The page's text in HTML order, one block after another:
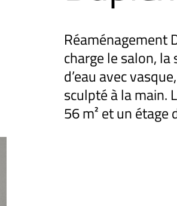
Réaménagement
charge le salon, la
d’eau avec
sculpté à la main.
56 m² et un étage